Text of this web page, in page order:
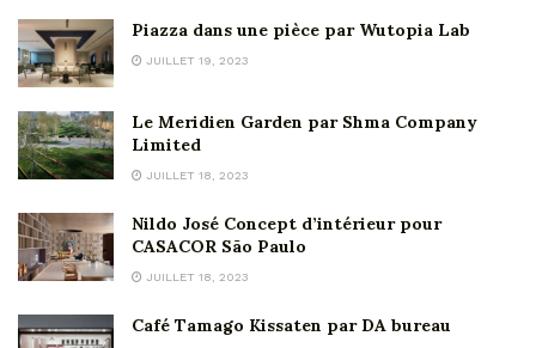
Piazza dans une pièce par Wutopia Lab
JUILLET 19, 2023
Le Meridien Garden par Shma Company
Limited
JUILLET 18, 2023
Nildo José Concept d’intérieur pour
CASACOR São Paulo
JUILLET 18, 2023
Café Tamago Kissaten par DA bureau